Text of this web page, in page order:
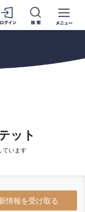
ット
ています
情報を受け取る